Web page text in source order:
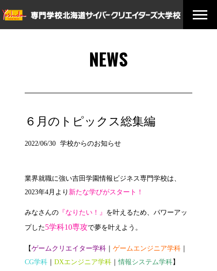
NEWS
６月のトピックス総集編
2022/06/30 学校からのお知らせ
業界就職に強い吉田学園情報ビジネス専門学校は、
2023年4月より 新たな学びがスタート！
みなさんの『なりたい！』 を叶えるため、パワーアッ
プした5学科10専攻で夢を叶えよう。
【ゲームクリエイター学科｜ ゲームエンジニア学科｜
CG学科｜ DXエンジニア学科｜情報システム学科】